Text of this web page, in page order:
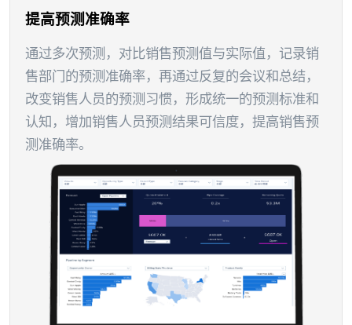
提高预测准确率
通过多次预测，对比销售预测值与实际值，记录销
售部门的预测准确率，再通过反复的会议和总结，
改变销售人员的预测习惯，形成统一的预测标准和
认知，增加销售人员预测结果可信度，提高销售预
测准确率。